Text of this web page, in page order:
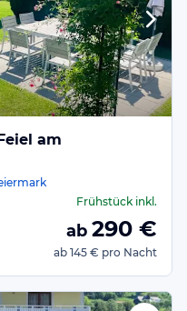
am
Frühstückinkl.
ab 290 €
ab 145 € pro Nacht